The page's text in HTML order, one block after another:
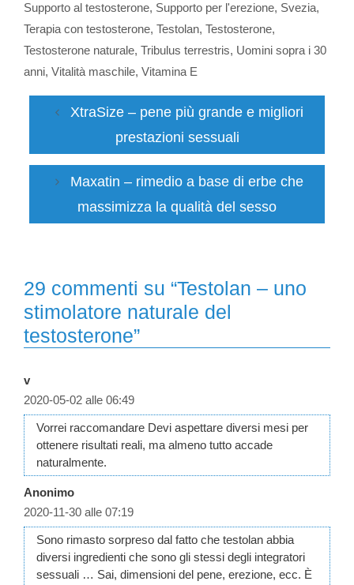
Supporto al testosterone, Supporto per l'erezione, Svezia,
Terapia con testosterone, Testolan, Testosterone,
Testosterone naturale, Tribulus terrestris, Uomini sopra i 30
anni, Vitalità maschile, Vitamina E
XtraSize – pene più grande e migliori
prestazioni sessuali
Maxatin – rimedio a base di erbe che
massimizza la qualità del sesso
29 commenti su “Testolan – uno
stimolatore naturale del
testosterone”
v
2020-05-02 alle 06:49
Vorrei raccomandare Devi aspettare diversi mesi per
ottenere risultati reali, ma almeno tutto accade
naturalmente.
Anonimo
2020-11-30 alle 07:19
Sono rimasto sorpreso dal fatto che testolan abbia
diversi ingredienti che sono gli stessi degli integratori
sessuali … Sai, dimensioni del pene, erezione, ecc. È